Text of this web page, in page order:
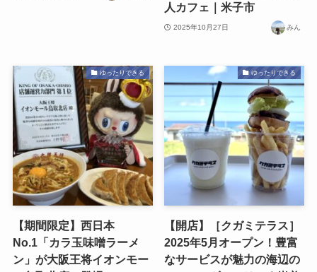
人カフェ｜米子市
2025年10月27日 みん
ゆったりできる
【期間限定】西日本
No.1「カラ玉味噌ラーメ
ン」が大阪王将イオンモー
ゆったりできる
【開店】［クガミテラス］
2025年5月オープン！豊富
なサービスが魅力の海辺の